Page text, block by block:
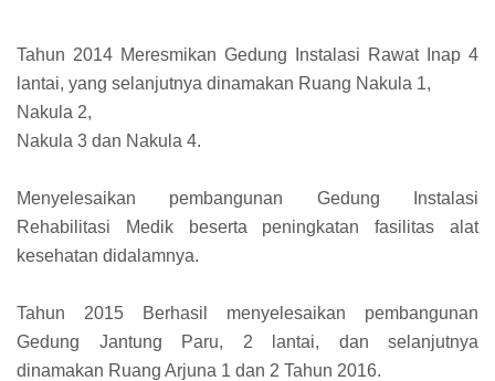
Tahun 2014 Meresmikan Gedung Instalasi Rawat Inap 4
lantai, yang selanjutnya dinamakan Ruang Nakula 1,
Nakula 2,
Nakula 3 dan Nakula 4.
Menyelesaikan pembangunan Gedung Instalasi
Rehabilitasi Medik beserta peningkatan fasilitas alat
kesehatan didalamnya.
Tahun 2015 Berhasil menyelesaikan pembangunan
Gedung Jantung Paru, 2 lantai, dan selanjutnya
dinamakan Ruang Arjuna 1 dan 2 Tahun 2016.